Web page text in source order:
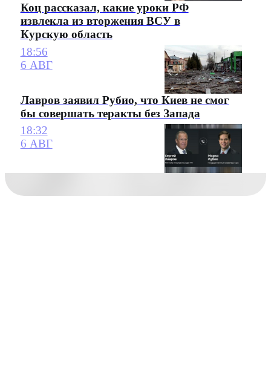
Коц рассказал, какие уроки РФ
извлекла из вторжения ВСУ в
Курскую область
18:56
6 АВГ
Лавров заявил Рубио, что Киев не смог
бы совершать теракты без Запада
18:32
6 АВГ